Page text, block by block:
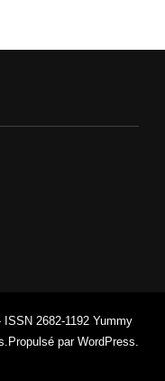
2682-1192Yummy
.Propulsé par WordPress